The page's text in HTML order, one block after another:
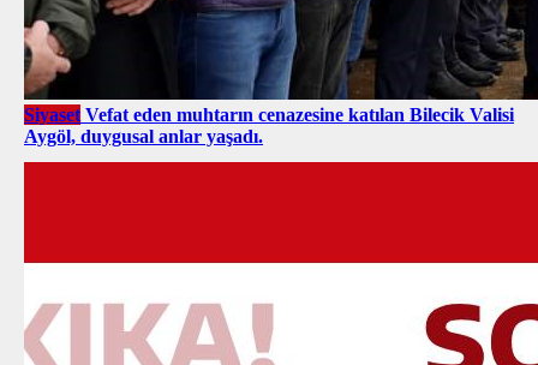
Siyaset Vefat eden muhtarın cenazesine katılan Bilecik Valisi
Aygöl, duygusal anlar yaşadı.